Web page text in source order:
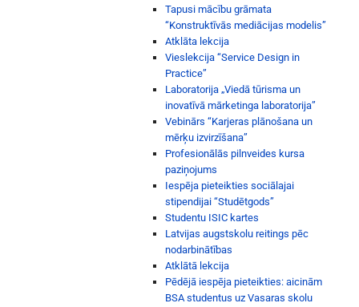
Tapusi mācību grāmata
“Konstruktīvās mediācijas modelis”
Atklāta lekcija
Vieslekcija “Service Design in
Practice”
Laboratorija „Viedā tūrisma un
inovatīvā mārketinga laboratorija”
Vebinārs “Karjeras plānošana un
mērķu izvirzīšana”
Profesionālās pilnveides kursa
paziņojums
Iespēja pieteikties sociālajai
stipendijai “Studētgods”
Studentu ISIC kartes
Latvijas augstskolu reitings pēc
nodarbinātības
Atklātā lekcija
Pēdējā iespēja pieteikties: aicinām
BSA studentus uz Vasaras skolu